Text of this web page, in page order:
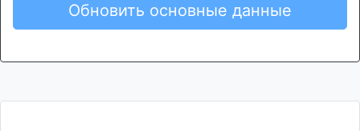
Обновить основные данные